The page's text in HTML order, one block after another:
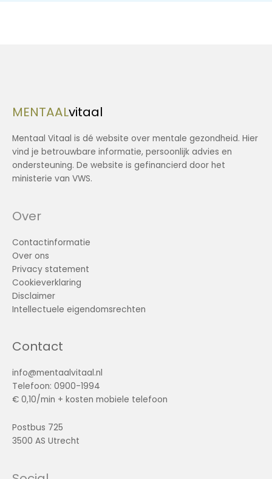
MENTAALvitaal
Mentaal Vitaal is dé website over mentale gezondheid. Hier
vind je betrouwbare informatie, persoonlijk advies en
ondersteuning. De website is gefinancierd door het
ministerie van VWS.
Over
Contactinformatie
Over ons
Privacy statement
Cookieverklaring
Disclaimer
Intellectuele eigendomsrechten
Contact
info@mentaalvitaal.nl
Telefoon: 0900-1994
€ 0,10/min + kosten mobiele telefoon
Postbus 725
3500 AS Utrecht